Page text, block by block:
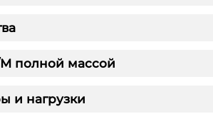
полной массой
и нагрузки